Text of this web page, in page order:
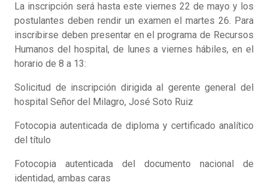
La inscripción será hasta este viernes 22 de mayo y los
postulantes deben rendir un examen el martes 26. Para
inscribirse deben presentar en el programa de Recursos
Humanos del hospital, de lunes a viernes hábiles, en el
horario de 8 a 13:
Solicitud de inscripción dirigida al gerente general del
hospital Señor del Milagro, José Soto Ruiz
Fotocopia autenticada de diploma y certificado analítico
del título
Fotocopia autenticada del documento nacional de
identidad, ambas caras